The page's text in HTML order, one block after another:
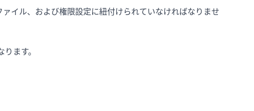
イル、および権限設定に紐付けられていなければなりませ
ます。